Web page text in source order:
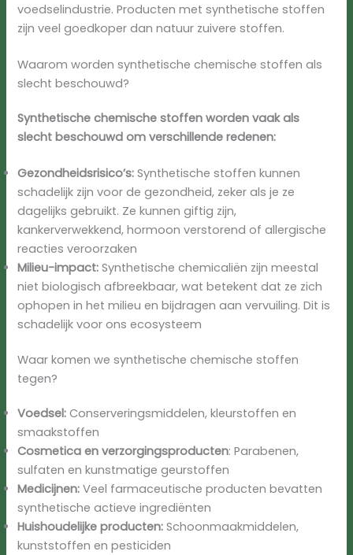
voedselindustrie. Producten met synthetische stoffen
zijn veel goedkoper dan natuur zuivere stoffen.
Waarom worden synthetische chemische stoffen als
slecht beschouwd?
Synthetische chemische stoffen worden vaak als
slecht beschouwd om verschillende redenen:
Gezondheidsrisico’s: Synthetische stoffen kunnen
schadelijk zijn voor de gezondheid, zeker als je ze
dagelijks gebruikt. Ze kunnen giftig zijn,
kankerverwekkend, hormoon verstorend of allergische
reacties veroorzaken
Milieu-impact: Synthetische chemicaliën zijn meestal
niet biologisch afbreekbaar, wat betekent dat ze zich
ophopen in het milieu en bijdragen aan vervuiling. Dit is
schadelijk voor ons ecosysteem
Waar komen we synthetische chemische stoffen
tegen?
Voedsel: Conserveringsmiddelen, kleurstoffen en
smaakstoffen
Cosmetica en verzorgingsproducten: Parabenen,
sulfaten en kunstmatige geurstoffen
Medicijnen: Veel farmaceutische producten bevatten
synthetische actieve ingrediënten
Huishoudelijke producten: Schoonmaakmiddelen,
kunststoffen en pesticiden